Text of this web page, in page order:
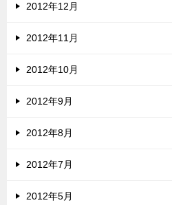
2012年12月
2012年11月
2012年10月
2012年9月
2012年8月
2012年7月
2012年5月